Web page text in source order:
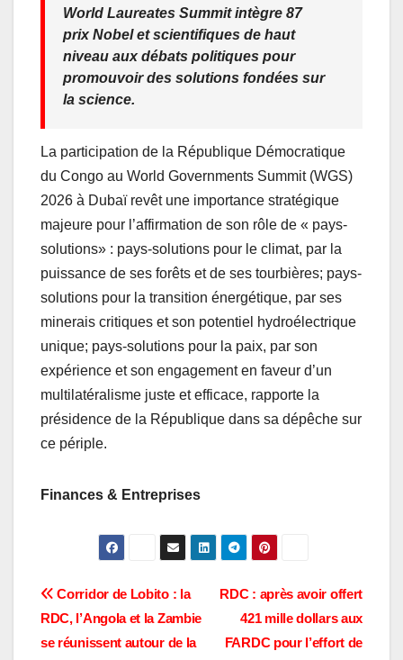
World Laureates Summit intègre 87
prix Nobel et scientifiques de haut
niveau aux débats politiques pour
promouvoir des solutions fondées sur
la science.
La participation de la République Démocratique
du Congo au World Governments Summit (WGS)
2026 à Dubaï revêt une importance stratégique
majeure pour l’affirmation de son rôle de « pays-
solutions» : pays-solutions pour le climat, par la
puissance de ses forêts et de ses tourbières; pays-
solutions pour la transition énergétique, par ses
minerais critiques et son potentiel hydroélectrique
unique; pays-solutions pour la paix, par son
expérience et son engagement en faveur d’un
multilatéralisme juste et efficace, rapporte la
présidence de la République dans sa dépêche sur
ce périple.
Finances & Entreprises
Navigation
de
RDC : après avoir offert
421 mille dollars aux
FARDC pour l’effort de
Corridor de Lobito : la
RDC, l’Angola et la Zambie
se réunissent autour de la